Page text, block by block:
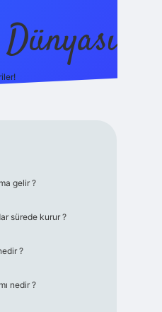
gelir ?
sürede kurur ?
?
nedir ?